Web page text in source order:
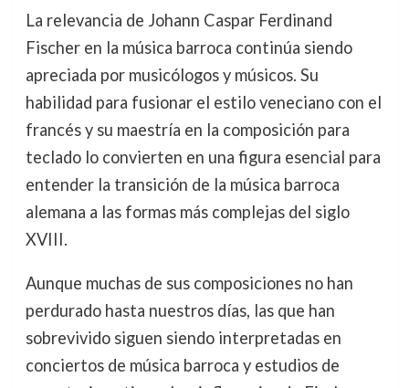
La relevancia de Johann Caspar Ferdinand
Fischer en la música barroca continúa siendo
apreciada por musicólogos y músicos. Su
habilidad para fusionar el estilo veneciano con el
francés y su maestría en la composición para
teclado lo convierten en una figura esencial para
entender la transición de la música barroca
alemana a las formas más complejas del siglo
XVIII.
Aunque muchas de sus composiciones no han
perdurado hasta nuestros días, las que han
sobrevivido siguen siendo interpretadas en
conciertos de música barroca y estudios de